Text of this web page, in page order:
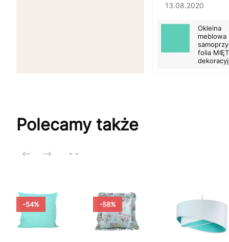
13.08.2020
Okleina
meblowa
folia
Polecamy także
-54% -58%